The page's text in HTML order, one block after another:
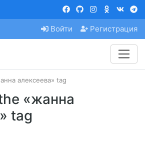
Войти Регистрация
алексеева» tag
«жанна
tag